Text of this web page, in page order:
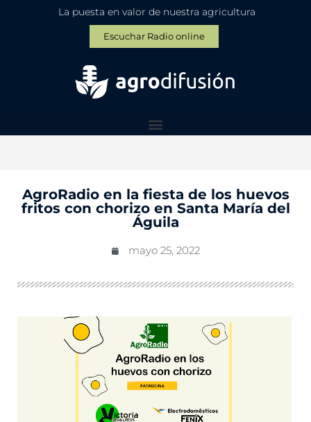
La puesta en valor de nuestra agricultura
Escuchar Radio online
AgroRadio en la fiesta de los huevos
fritos con chorizo en Santa María del
Águila
mayo 25, 2022